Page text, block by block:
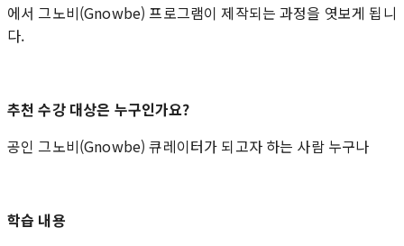
에서 그노비(Gnowbe) 프로그램이 제작되는 과정을 엿보게 됩니
다.
추천 수강 대상은 누구인가요?
공인 그노비(Gnowbe) 큐레이터가 되고자 하는 사람 누구나
학습 내용